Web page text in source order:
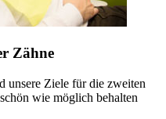
Zähne
unsere Ziele für die zweiten
wie möglich behalten